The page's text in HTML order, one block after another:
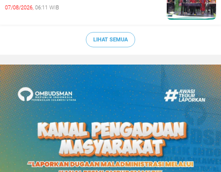
07/08/2026, 06:11 WIB
LIHAT SEMUA